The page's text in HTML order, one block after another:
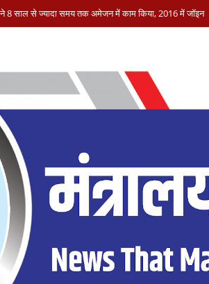
ने 8 साल से ज्यादा समय तक अमेजन में काम किया, 2016 में जॉइन